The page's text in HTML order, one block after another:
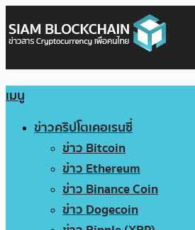
เมนู
ข่าวคริปโตเคอเรนซี่
ข่าว Bitcoin
ข่าว Ethereum
ข่าว Binance Coin
ข่าว Dogecoin